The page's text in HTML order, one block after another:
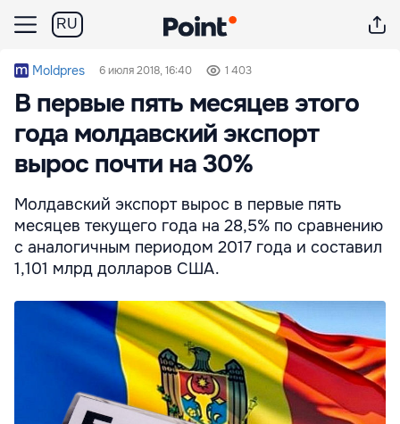
RU
Moldpres 6 июля 2018, 16:40 1 403
В первые пять месяцев этого
года молдавский экспорт
вырос почти на 30%
Молдавский экспорт вырос в первые пять
месяцев текущего года на 28,5% по сравнению
с аналогичным периодом 2017 года и составил
1,101 млрд долларов США.